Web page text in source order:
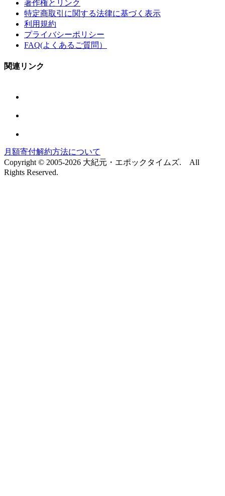
著作権とリンク
特定商取引に関する法律に基づく表示
利用規約
プライバシーポリシー
FAQ(よくあるご質問）
関連リンク
月額寄付解約方法について
Copyright © 2005-2026 大紀元・エポックタイムズ. All
Rights Reserved.